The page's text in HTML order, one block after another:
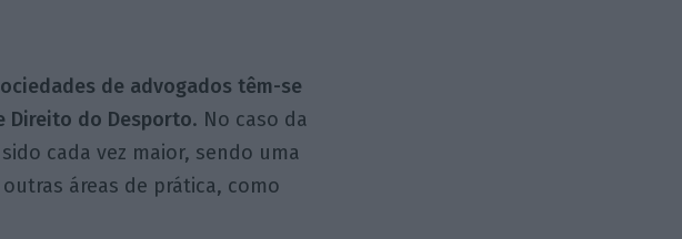
de advogados têm-se
Direito do Desporto. No caso da
cada vez maior, sendo uma
áreas de prática, como